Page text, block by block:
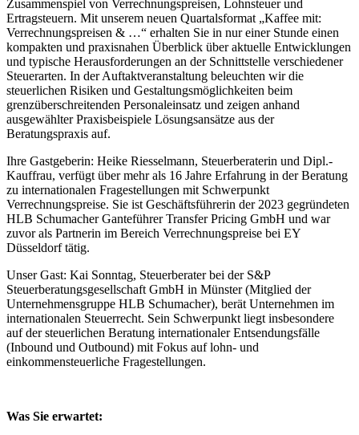
Zusammenspiel von Verrechnungspreisen, Lohnsteuer und
Ertragsteuern. Mit unserem neuen Quartalsformat „Kaffee mit:
Verrechnungspreisen & …“ erhalten Sie in nur einer Stunde einen
kompakten und praxisnahen Überblick über aktuelle Entwicklungen
und typische Herausforderungen an der Schnittstelle verschiedener
Steuerarten. In der Auftaktveranstaltung beleuchten wir die
steuerlichen Risiken und Gestaltungsmöglichkeiten beim
grenzüberschreitenden Personaleinsatz und zeigen anhand
ausgewählter Praxisbeispiele Lösungsansätze aus der
Beratungspraxis auf.
Ihre Gastgeberin: Heike Riesselmann, Steuerberaterin und Dipl.-
Kauffrau, verfügt über mehr als 16 Jahre Erfahrung in der Beratung
zu internationalen Fragestellungen mit Schwerpunkt
Verrechnungspreise. Sie ist Geschäftsführerin der 2023 gegründeten
HLB Schumacher Ganteführer Transfer Pricing GmbH und war
zuvor als Partnerin im Bereich Verrechnungspreise bei EY
Düsseldorf tätig.
Unser Gast: Kai Sonntag, Steuerberater bei der S&P
Steuerberatungsgesellschaft GmbH in Münster (Mitglied der
Unternehmensgruppe HLB Schumacher), berät Unternehmen im
internationalen Steuerrecht. Sein Schwerpunkt liegt insbesondere
auf der steuerlichen Beratung internationaler Entsendungsfälle
(Inbound und Outbound) mit Fokus auf lohn- und
einkommensteuerliche Fragestellungen.
Was Sie erwartet: